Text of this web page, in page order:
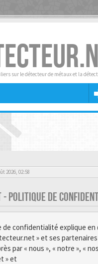
sur le détecteur de métaux et la
2026, 02:58
- POLITIQUE DE
confidentialité explique en
» et ses
par « nous », « notre », «
» et